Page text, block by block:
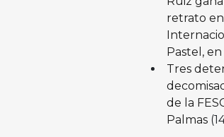
retrato en
Pastel, en
Tres
de la
Palmas